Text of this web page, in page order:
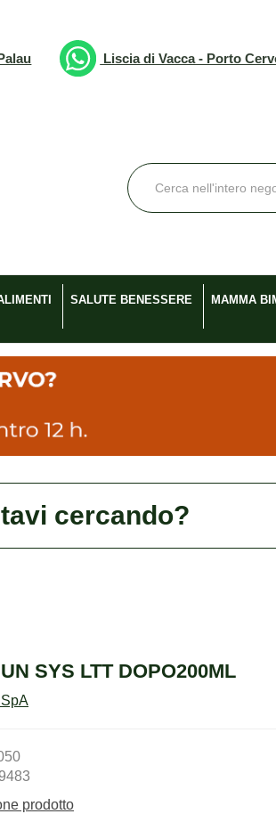
Liscia di Vacca - Porto
Cerca
Prodotto
SALUTE BENESSERE MAMMA
cercando?
SYS LTT DOPO200ML
prodotto